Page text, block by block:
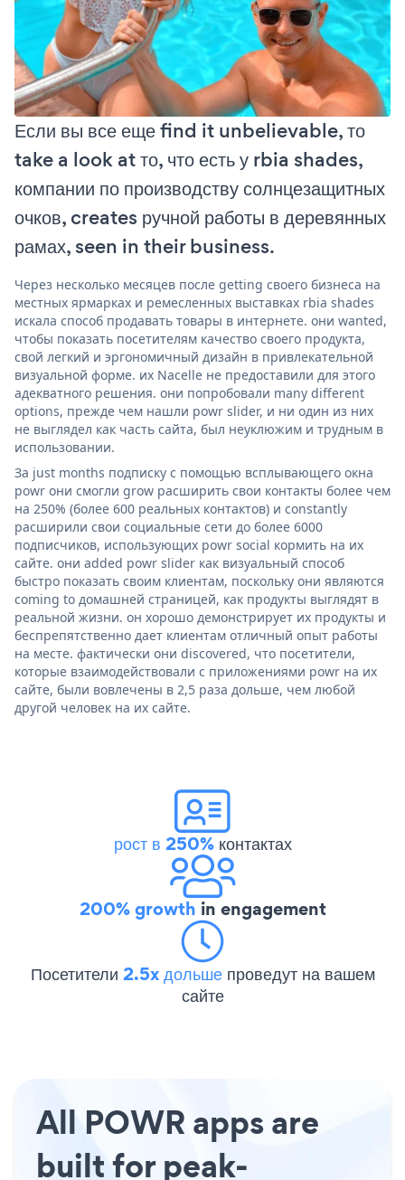
Если вы все еще find it unbelievable, то
take a look at то, что есть у rbia shades,
компании по производству солнцезащитных
очков, creates ручной работы в деревянных
рамах, seen in their business.
Через несколько месяцев после getting своего бизнеса на
местных ярмарках и ремесленных выставках rbia shades
искала способ продавать товары в интернете. они wanted,
чтобы показать посетителям качество своего продукта,
свой легкий и эргономичный дизайн в привлекательной
визуальной форме. их Nacelle не предоставили для этого
адекватного решения. они попробовали many different
options, прежде чем нашли powr slider, и ни один из них
не выглядел как часть сайта, был неуклюжим и трудным в
использовании.
За just months подписку с помощью всплывающего окна
powr они смогли grow расширить свои контакты более чем
на 250% (более 600 реальных контактов) и constantly
расширили свои социальные сети до более 6000
подписчиков, использующих powr social кормить на их
сайте. они added powr slider как визуальный способ
быстро показать своим клиентам, поскольку они являются
coming to домашней страницей, как продукты выглядят в
реальной жизни. он хорошо демонстрирует их продукты и
беспрепятственно дает клиентам отличный опыт работы
на месте. фактически они discovered, что посетители,
которые взаимодействовали с приложениями powr на их
сайте, были вовлечены в 2,5 раза дольше, чем любой
другой человек на их сайте.
рост в 250%контактах
200% growth in engagement
Посетители 2.5x дольше проведут на вашем
сайте
All POWR apps are
built for peak-